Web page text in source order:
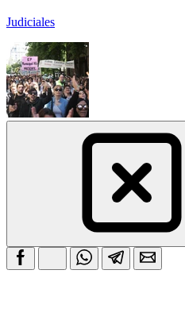
Judiciales